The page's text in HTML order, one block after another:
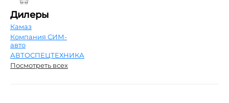
Дилеры
Камаз
Компания СИМ-
авто
АВТОСПЕЦТЕХНИКА
Посмотреть всех